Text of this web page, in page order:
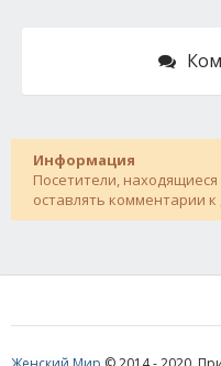
Информация
Посетители, находящиеся
оставлять комментарии